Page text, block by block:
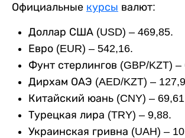
Официальные курсы валют:
Доллар США (USD) – 469,85.
Евро (EUR) – 542,16.
Фунт стерлингов (GBP/KZT) –
Дирхам ОАЭ (AED/KZT) –
Китайский юань (CNY) –
Турецкая лира (TRY) – 9,88.
Украинская гривна (UAH) –